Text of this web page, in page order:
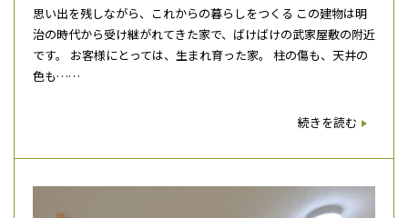
思い出を残しながら、これからの暮らしをつくる この建物は明
治の時代から受け継がれてきた家で、ばけばけの武家屋敷の附近
です。 お客様にとっては、生まれ育った家。 柱の傷も、天井の
色も……
続きを読む